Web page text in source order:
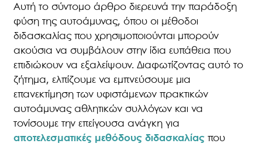
Αυτή το σύντομο άρθρο διερευνά την παράδοξη
φύση της αυτοάμυνας, όπου οι μέθοδοι
διδασκαλίας που χρησιμοποιούνται μπορούν
ακούσια να συμβάλουν στην ίδια ευπάθεια που
επιδιώκουν να εξαλείψουν. Διαφωτίζοντας αυτό το
ζήτημα, ελπίζουμε να εμπνεύσουμε μια
επανεκτίμηση των υφιστάμενων πρακτικών
αυτοάμυνας αθλητικών συλλόγων και να
τονίσουμε την επείγουσα ανάγκη για
αποτελεσματικές μεθόδους διδασκαλίας που